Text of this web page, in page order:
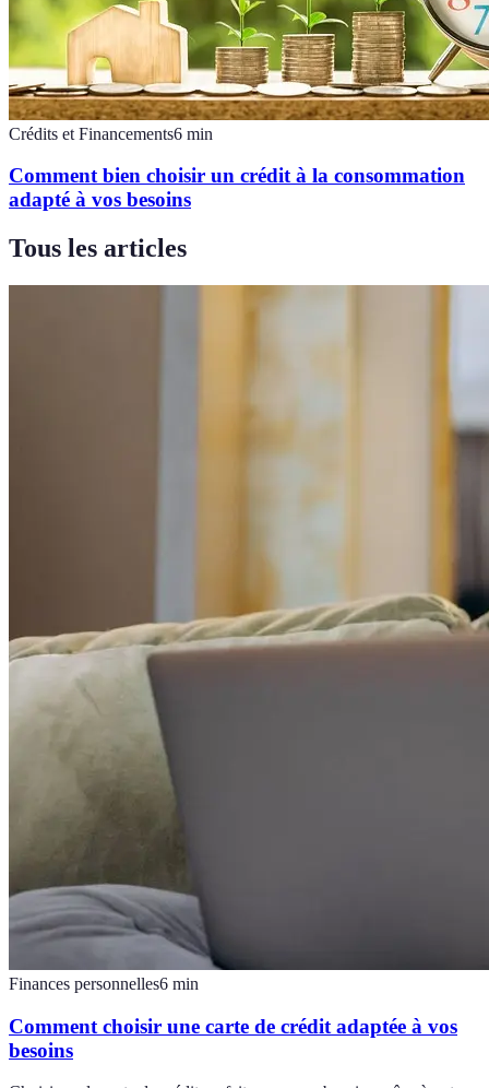
Crédits et Financements6 min
Comment bien choisir un crédit à la consommation
adapté à vos besoins
Tous les articles
Finances personnelles6 min
Comment choisir une carte de crédit adaptée à vos
besoins